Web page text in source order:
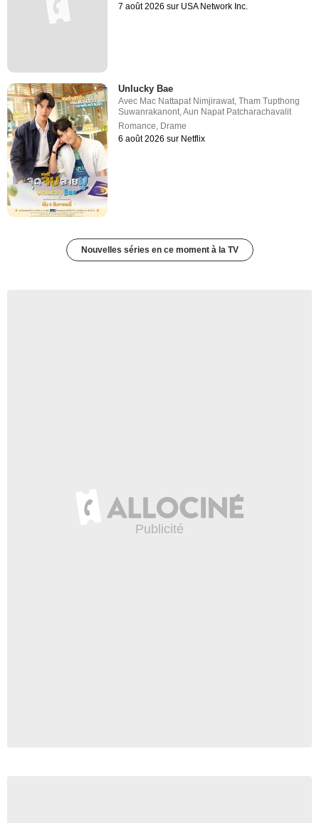
7 août 2026 sur USA Network Inc.
Unlucky Bae
Avec Mac Nattapat Nimjirawat ,Tham Tupthong
Suwanrakanont ,Aun Napat Patcharachavalit
Romance Drame
6 août 2026 sur Netflix
Nouvelles séries en ce moment à la TV